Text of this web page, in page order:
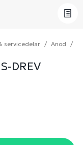
servicedelar Anod
DREV